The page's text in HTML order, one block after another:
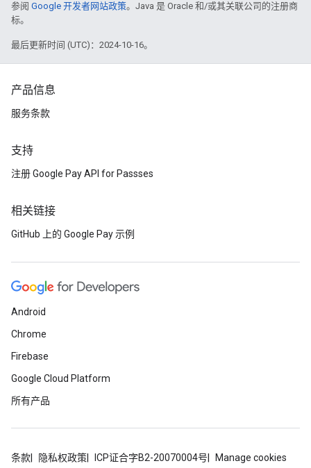
参阅 Google 开发者网站政策。Java 是 Oracle 和/或其关联公司的注册商
标。
最后更新时间 (UTC)：2024-10-16。
产品信息
服务条款
支持
注册 Google Pay API for Passses
相关链接
GitHub 上的 Google Pay 示例
Android
Chrome
Firebase
Google Cloud Platform
所有产品
条款 隐私权政策 ICP证合字B2-20070004号 Manage cookies